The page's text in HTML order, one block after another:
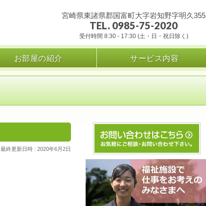
宮崎県東諸県郡国富町大字岩知野字明久355
TEL. 0985-75-2020
受付時間 8:30 - 17:30 (土・日・祝日除く)
お部屋の紹介 サービス内容
最終更新日時 : 2020年6月2日